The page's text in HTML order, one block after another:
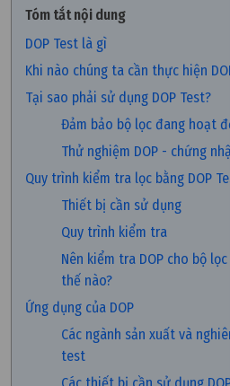
Tóm tắt nội dung
DOP Test là gì
Khi nào chúng ta cần thực hiện
Tại sao phải sử dụng DOP Test?
Đảm bảo bộ lọc đang hoạt
Thử nghiệm DOP - chứng
Quy trình kiểm tra lọc bằng DOP
Thiết bị cần sử dụng
Quy trình kiểm tra
Nên kiểm tra DOP cho bộ
thế nào?
Ứng dụng của DOP
Các ngành sản xuất và
test